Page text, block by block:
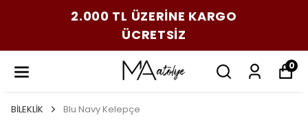
2.000 TL ÜZERİNE KARGO
ÜCRETSİZ
0
BİLEKLİK Blu Navy Kelepçe